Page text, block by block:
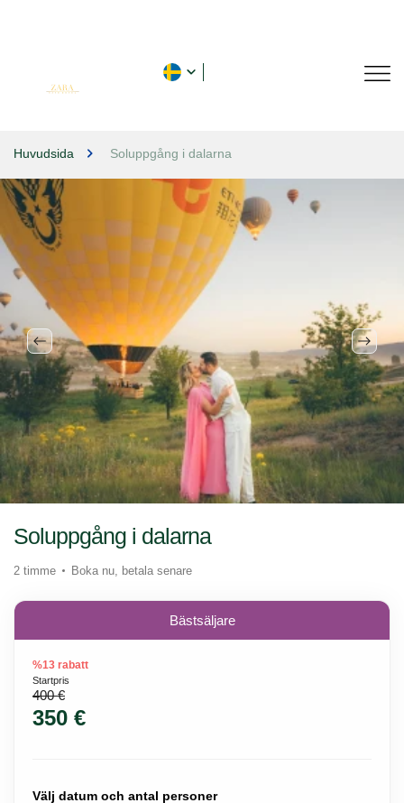
Huvudsida Soluppgång i dalarna
Soluppgång i dalarna
2 timme Boka nu, betala senare
Bästsäljare
%13 rabatt
Startpris
400 €
350 €
Välj datum och antal personer